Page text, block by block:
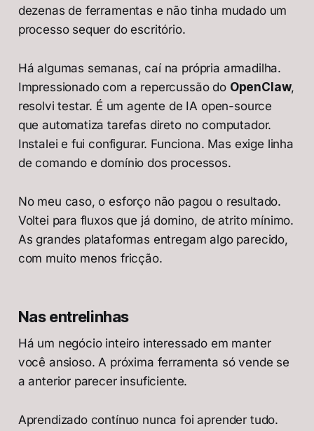
dezenas de ferramentas e não tinha mudado um
processo sequer do escritório.
Há algumas semanas, caí na própria armadilha.
Impressionado com a repercussão do OpenClaw,
resolvi testar. É um agente de IA open-source
que automatiza tarefas direto no computador.
Instalei e fui configurar. Funciona. Mas exige linha
de comando e domínio dos processos.
No meu caso, o esforço não pagou o resultado.
Voltei para fluxos que já domino, de atrito mínimo.
As grandes plataformas entregam algo parecido,
com muito menos fricção.
Nas entrelinhas
Há um negócio inteiro interessado em manter
você ansioso. A próxima ferramenta só vende se
a anterior parecer insuficiente.
Aprendizado contínuo nunca foi aprender tudo.